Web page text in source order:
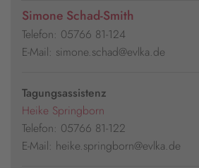
Simone Schad-Smith
Telefon: 05766 81-124
E-Mail: simone.schad@evlka.de
Tagungsassistenz
Heike Springborn
Telefon: 05766 81-122
E-Mail: heike.springborn@evlka.de